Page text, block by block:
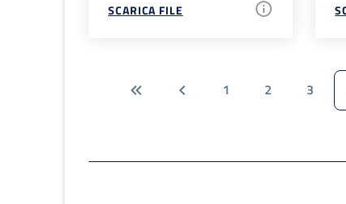
SCARICA FILE
1 2 3